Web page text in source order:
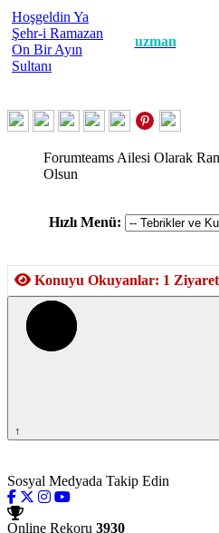
Hoşgeldin Ya
Şehr-i Ramazan
On Bir Ayın
Sultanı
uzman
Forumteams Ailesi Olarak
Olsun
Hızlı Menü:
Konuyu Okuyanlar: 1
↑
Sosyal Medyada Takip Edin
Online Rekoru 3930